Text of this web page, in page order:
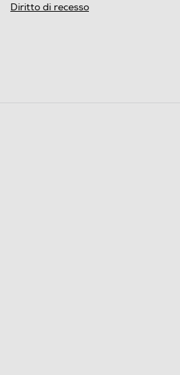
Diritto di recesso